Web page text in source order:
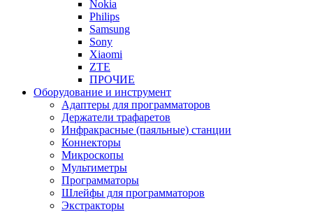
Nokia
Philips
Samsung
Sony
Xiaomi
ZTE
ПРОЧИЕ
Оборудование и инструмент
Адаптеры для программаторов
Держатели трафаретов
Инфракрасные (паяльные) станции
Коннекторы
Микроскопы
Мультиметры
Программаторы
Шлейфы для программаторов
Экстракторы